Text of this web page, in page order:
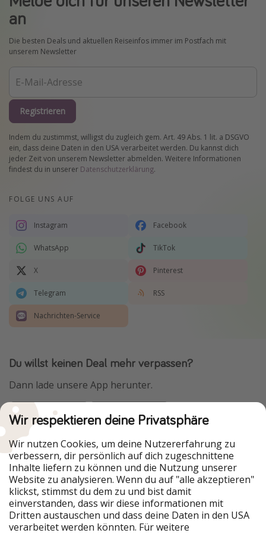
an
Die besten Deals und aktuellen Reiseinfos immer im Postfach mit
unserem Newsletter
Registrieren
Indem du zustimmst, willigst du zugleich gem. Art. 49 Abs. 1 lit. a DSGVO
ein, dass deine Daten in den USA verarbeitet werden. Du kannst dich
jeder Zeit von unserem Newsletter abmelden. Weitere Informationen
findest du in unserer Datenschutzerklärung.
FOLGE UNS AUF
Instagram Facebook
WhatsApp TikTok
X Pinterest
Telegram RSS
Nachrichten-Service
Du willst keinen Deal mehr verpassen?
Dann lade unsere App herunter.
Urlaubspiraten ist Teil der HolidayPirates Group
Unsere Märkte
PiratinViaggio
HolidayPirates
VakantiePiraten
WakacyjniPiraci
VoyagesPirates
Ferienpiraten
Urlaubspiraten
ViajerosPiratas
TravelPirates
Wir respektieren deine Privatsphäre
Wir nutzen Cookies, um deine Nutzererfahrung zu
verbessern, dir persönlich auf dich zugeschnittene
Inhalte liefern zu können und die Nutzung unserer
Website zu analysieren. Wenn du auf "alle akzeptieren"
klickst, stimmst du dem zu und bist damit
einverstanden, dass wir diese informationen mit
Dritten austauschen und dass deine Daten in den USA
verarbeitet werden könnten. Für weitere